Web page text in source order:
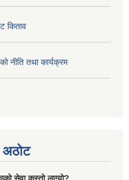
किताव
नीति तथा कार्यक्रम
अठोट
सेवा कस्तो लाग्यो?